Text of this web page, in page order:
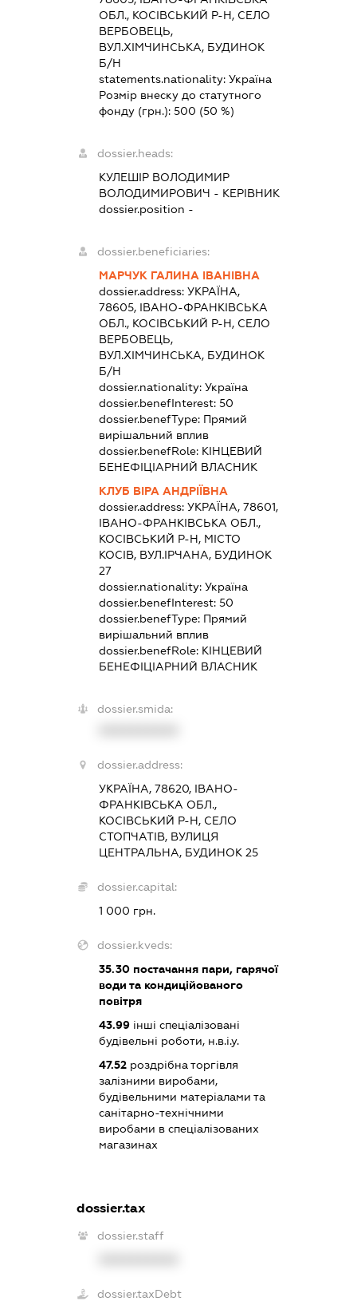
ОБЛ., КОСІВСЬКИЙ Р-Н, СЕЛО
ВЕРБОВЕЦЬ,
ВУЛ.ХІМЧИНСЬКА, БУДИНОК
Б/Н
statements.nationality:Україна
Розмір внеску до статутного
фонду (грн.):500 (50 %)
dossier.heads:
КУЛЕШІР ВОЛОДИМИР
ВОЛОДИМИРОВИЧ - КЕРІВНИК
dossier.position -
dossier.beneficiaries:
МАРЧУК ГАЛИНА ІВАНІВНА
dossier.address:УКРАЇНА,
78605, ІВАНО-ФРАНКІВСЬКА
ОБЛ., КОСІВСЬКИЙ Р-Н, СЕЛО
ВЕРБОВЕЦЬ,
ВУЛ.ХІМЧИНСЬКА, БУДИНОК
Б/Н
dossier.nationality:Україна
dossier.benefInterest:50
dossier.benefType: Прямий
вирішальний вплив
dossier.benefRole: КІНЦЕВИЙ
БЕНЕФІЦІАРНИЙ ВЛАСНИК
КЛУБ ВІРА АНДРІЇВНА
dossier.address:УКРАЇНА, 78601,
ІВАНО-ФРАНКІВСЬКА ОБЛ.,
КОСІВСЬКИЙ Р-Н, МІСТО
КОСІВ, ВУЛ.ІРЧАНА, БУДИНОК
27
dossier.nationality:Україна
dossier.benefInterest:50
dossier.benefType: Прямий
вирішальний вплив
dossier.benefRole: КІНЦЕВИЙ
БЕНЕФІЦІАРНИЙ ВЛАСНИК
dossier.smida:
dossier.address:
УКРАЇНА, 78620, ІВАНО-
ФРАНКІВСЬКА ОБЛ.,
КОСІВСЬКИЙ Р-Н, СЕЛО
СТОПЧАТІВ, ВУЛИЦЯ
ЦЕНТРАЛЬНА, БУДИНОК 25
dossier.capital:
1 000 грн.
dossier.kveds:
35.30 постачання пари, гарячої
води та кондиційованого
повітря
43.99 інші спеціалізовані
будівельні роботи, н.в.і.у.
47.52 роздрібна торгівля
залізними виробами,
будівельними матеріалами та
санітарно-технічними
виробами в спеціалізованих
магазинах
dossier.tax
dossier.staff
dossier.taxDebt